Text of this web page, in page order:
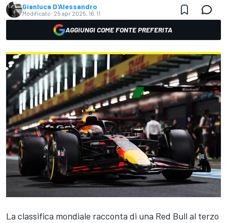
Gianluca D'Alessandro
Modificato: 25 apr 2025, 16:11
AGGIUNGI COME FONTE PREFERITA
La classifica mondiale racconta di una Red Bull al terzo